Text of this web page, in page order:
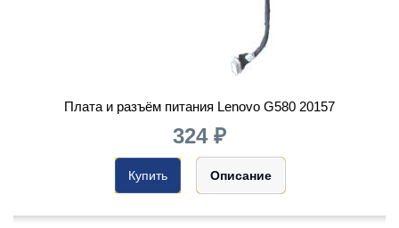
Плата и разъём питания Lenovo G580 20157
324 ₽
Купить Описание